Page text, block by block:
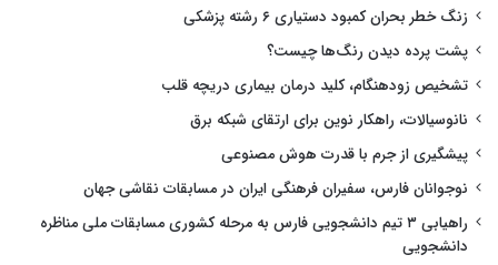
زنگ خطر بحران کمبود دستیاری ۶ رشته پزشکی
پشت پرده دیدن رنگ‌ها چیست؟
تشخیص زودهنگام، کلید درمان بیماری دریچه قلب
نانوسیالات، راهکار نوین برای ارتقای شبکه برق
پیشگیری از جرم با قدرت هوش مصنوعی
نوجوانان فارس، سفیران فرهنگی ایران در مسابقات نقاشی جهان
راهیابی ۳ تیم دانشجویی فارس به مرحله کشوری مسابقات ملی مناظره
دانشجویی